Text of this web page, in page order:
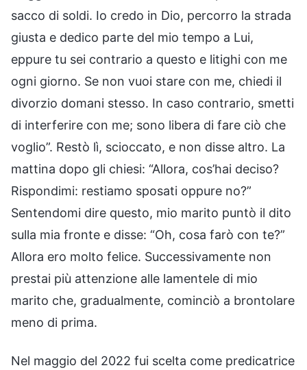
sacco di soldi. Io credo in Dio, percorro la strada
giusta e dedico parte del mio tempo a Lui,
eppure tu sei contrario a questo e litighi con me
ogni giorno. Se non vuoi stare con me, chiedi il
divorzio domani stesso. In caso contrario, smetti
di interferire con me; sono libera di fare ciò che
voglio”. Restò lì, scioccato, e non disse altro. La
mattina dopo gli chiesi: “Allora, cos’hai deciso?
Rispondimi: restiamo sposati oppure no?”
Sentendomi dire questo, mio marito puntò il dito
sulla mia fronte e disse: “Oh, cosa farò con te?”
Allora ero molto felice. Successivamente non
prestai più attenzione alle lamentele di mio
marito che, gradualmente, cominciò a brontolare
meno di prima.
Nel maggio del 2022 fui scelta come predicatrice